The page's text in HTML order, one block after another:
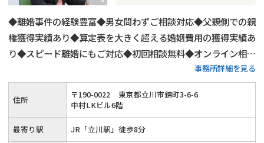
◆離婚事件の経験豊富◆男女問わずご相談対応◆父親側での親
権獲得実績あり◆算定表を大きく超える婚姻費用の獲得実績あ
り◆スピード離婚にもご対応◆初回相談無料◆オンライン相談
にもご対応◆平日20時までご相談受付◆土日祝日もご予約可
◆「立川駅」から徒歩8分
事務所詳細を見る
住所 〒190-0022
東京都立川市錦町3-6-6
中村LKビル6階
最寄り駅 JR「立川駅」徒歩8分